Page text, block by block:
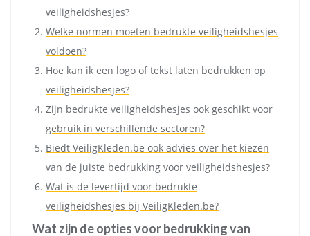
veiligheidshesjes?
Welke normen moeten bedrukte veiligheidshesjes
voldoen?
Hoe kan ik een logo of tekst laten bedrukken op
veiligheidshesjes?
Zijn bedrukte veiligheidshesjes ook geschikt voor
gebruik in verschillende sectoren?
Biedt VeiligKleden.be ook advies over het kiezen
van de juiste bedrukking voor veiligheidshesjes?
Wat is de levertijd voor bedrukte
veiligheidshesjes bij VeiligKleden.be?
Wat zijn de opties voor bedrukking van